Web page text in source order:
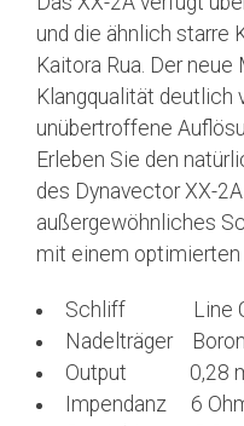
und die ähnlich starre
Kaitora Rua. Der
Klangqualität deutlich
unübertroffene
Erleben Sie den
des Dynavector XX-
außergewöhnliches
mit einem
Schliff Line
Nadelträger Boron
Output 0,28
Impendanz 6